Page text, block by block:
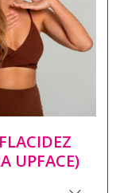
UPFACE)